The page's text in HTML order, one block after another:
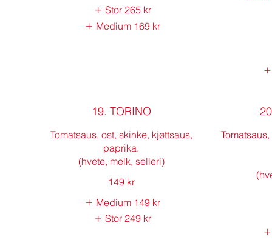
Stor 265 kr
Medium 169 kr
19. TORINO
Tomatsaus, ost, skinke, kjøttsaus,
paprika.
(hvete, melk, selleri)
149 kr
Medium 149 kr
Stor 249 kr